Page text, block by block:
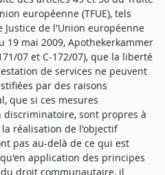
européenne (TFUE), tels
de l'Union européenne
19 mai 2009, Apothekerkammer
07 et C-172/07), que la liberté
de services ne peuvent
par des raisons
que si ces mesures
sont propres à
réalisation de l'objectif
pas au-delà de ce qui est
application des principes
droit communautaire, il